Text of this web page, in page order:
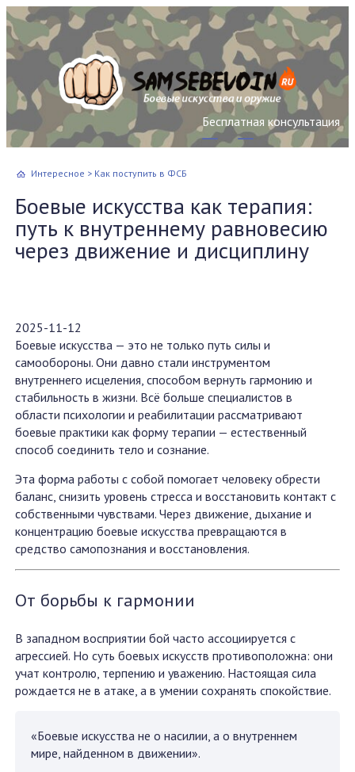
Бесплатная консультация
Интересное > Как поступить в ФСБ
Боевые искусства как терапия:
путь к внутреннему равновесию
через движение и дисциплину
2025-11-12
Боевые искусства — это не только путь силы и
самообороны. Они давно стали инструментом
внутреннего исцеления, способом вернуть гармонию и
стабильность в жизни. Всё больше специалистов в
области психологии и реабилитации рассматривают
боевые практики как форму терапии — естественный
способ соединить тело и сознание.
Эта форма работы с собой помогает человеку обрести
баланс, снизить уровень стресса и восстановить контакт с
собственными чувствами. Через движение, дыхание и
концентрацию боевые искусства превращаются в
средство самопознания и восстановления.
От борьбы к гармонии
В западном восприятии бой часто ассоциируется с
агрессией. Но суть боевых искусств противоположна: они
учат контролю, терпению и уважению. Настоящая сила
рождается не в атаке, а в умении сохранять спокойствие.
«Боевые искусства не о насилии, а о внутреннем
мире, найденном в движении».